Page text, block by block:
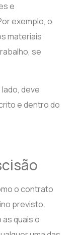
e
exemplo, o
materiais
se
deve
e dentro do
o contrato
previsto.
quais o